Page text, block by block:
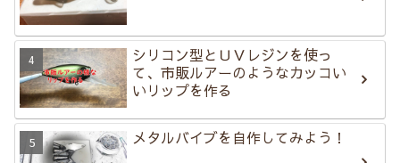
シリコン型とＵＶレジンを使っ
て、市販ルアーのようなカッコい
いリップを作る
メタルバイブを自作してみよう！